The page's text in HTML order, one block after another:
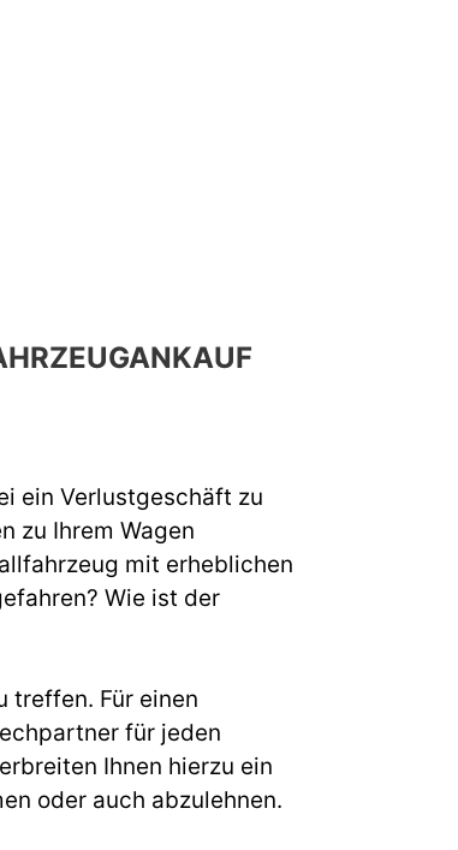
ein Verlustgeschäft zu
zu Ihrem Wagen
mit erheblichen
Wie ist der
treffen. Für einen
für jeden
Ihnen hierzu ein
oder auch abzulehnen.